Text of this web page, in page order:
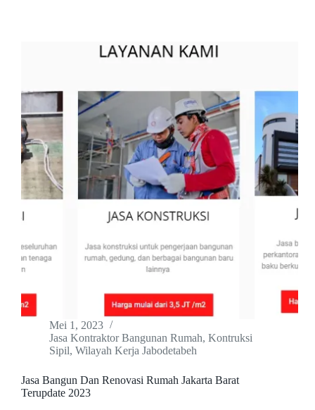
Mei 1, 2023
Jasa Kontraktor Bangunan Rumah, Kontruksi
Sipil, Wilayah Kerja Jabodetabeh
Jasa Bangun Dan Renovasi Rumah Jakarta Barat
Terupdate 2023